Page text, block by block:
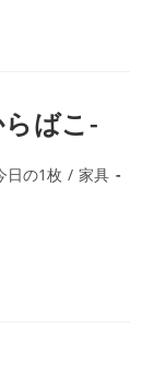
ばこ-
日の1枚 / 家具